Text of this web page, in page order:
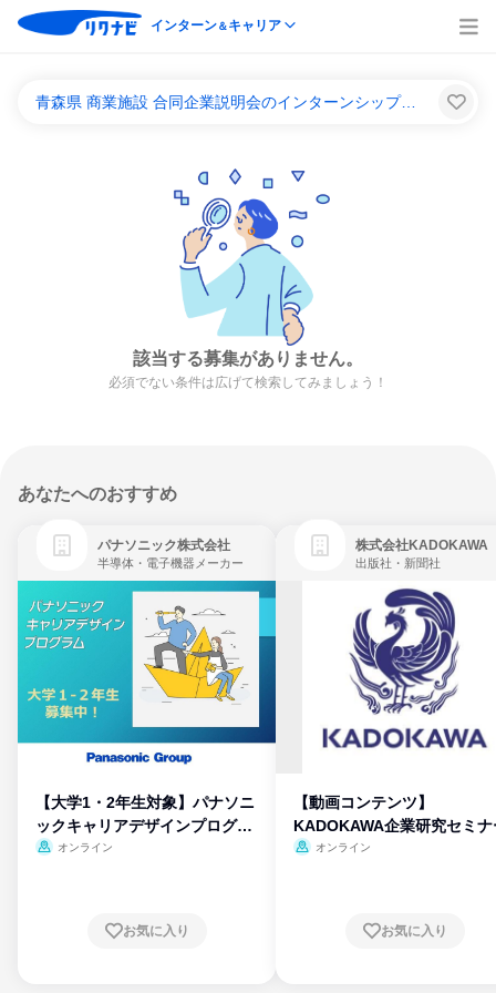
インターン＆キャリア
青森県 商業施設 合同企業説明会のインターンシップ＆キャリア一覧
該当する募集がありません。
必須でない条件は広げて検索してみましょう！
あなたへのおすすめ
パナソニック株式会社
半導体・電子機器メーカー
【大学1・2年生対象】パナソニ
ックキャリアデザインプログラ
ム
オンライン
お気に入り
株式会社KADOKAWA
出版社・新聞社
【動画コンテンツ】
KADOKAWA企業研究セミナ
オンライン
お気に入り